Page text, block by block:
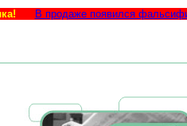
В продаже появился